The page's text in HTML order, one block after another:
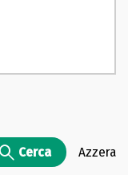
Cerca Azzera